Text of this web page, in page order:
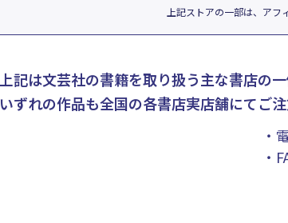
上記ストアの一部は、アフ
上記は文芸社の書籍を取り扱う主な書店の一
いずれの作品も全国の各書店実店舗にてご
・
・